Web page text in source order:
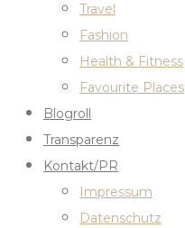
Travel
Fashion
Health & Fitness
Favourite Places
Blogroll
Transparenz
Kontakt/PR
Impressum
Datenschutz